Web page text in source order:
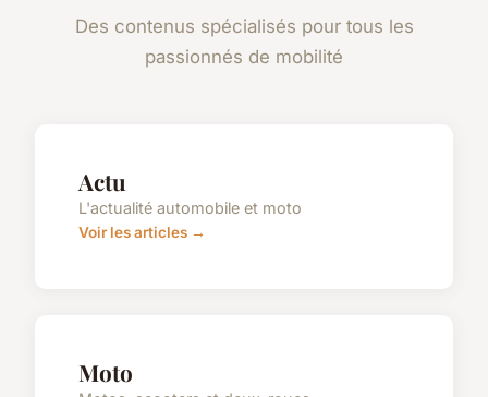
Des contenus spécialisés pour tous les
passionnés de mobilité
Actu
L'actualité automobile et moto
Voir les articles →
Moto